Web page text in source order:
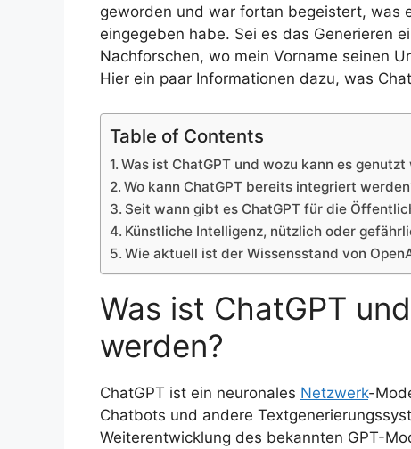
geworden und war fortan begeistert, was
eingegeben habe. Sei es das Generieren
Nachforschen, wo mein Vorname seinen
Hier ein paar Informationen dazu, was
Table of Contents
Was ist ChatGPT und wozu kann es genutzt
Wo kann ChatGPT bereits integriert
Seit wann gibt es ChatGPT für die
Künstliche Intelligenz, nützlich oder
Wie aktuell ist der Wissensstand von
Was ist ChatGPT
werden?
ChatGPT ist ein neuronales Netzwerk-
Chatbots und andere
Weiterentwicklung des bekannten GPT-